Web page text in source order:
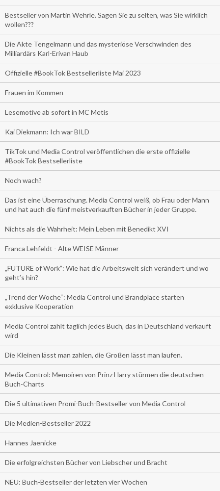
Bestseller von Martin Wehrle. Sagen Sie zu selten, was Sie wirklich
wollen???
Die Akte Tengelmann und das mysteriöse Verschwinden des
Milliardärs Karl-Erivan Haub
Offizielle #BookTok Bestsellerliste Mai 2023
Frauen im Kommen
Lesemotive ab sofort in MC Metis
Kai Diekmann: Ich war BILD
TikTok und Media Control veröffentlichen die erste offizielle
#BookTok Bestsellerliste
Noch wach?
Das ist eine Überraschung. Media Control weiß, ob Frau oder Mann
und hat auch die fünf meistverkauften Bücher in jeder Gruppe.
Nichts als die Wahrheit: Mein Leben mit Benedikt XVI
Franca Lehfeldt - Alte WEISE Männer
„FUTURE of Work”: Wie hat die Arbeitswelt sich verändert und wo
geht’s hin?
„Trend der Woche“: Media Control und Brandplace starten
exklusive Kooperation
Media Control zählt täglich jedes Buch, das in Deutschland verkauft
wird
Die Kleinen lässt man zahlen, die Großen lässt man laufen.
Media Control: Memoiren von Prinz Harry stürmen die deutschen
Buch-Charts
Die 5 ultimativen Promi-Buch-Bestseller von Media Control
Die Medien-Bestseller 2022
Hannes Jaenicke
Die erfolgreichsten Bücher von Liebscher und Bracht
NEU: Buch-Bestseller der letzten vier Wochen